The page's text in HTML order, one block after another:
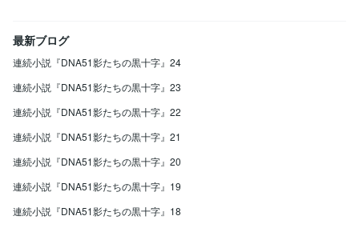
最新ブログ
連続小説『DNA51影たちの黒十字』24
連続小説『DNA51影たちの黒十字』23
連続小説『DNA51影たちの黒十字』22
連続小説『DNA51影たちの黒十字』21
連続小説『DNA51影たちの黒十字』20
連続小説『DNA51影たちの黒十字』19
連続小説『DNA51影たちの黒十字』18